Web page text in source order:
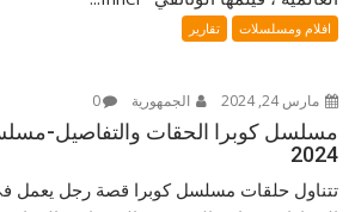
افلام ومسلسلات تقارير
مارس 24, 2024 الجمهورية 0
مسلسل كوبرا الحقات والتفاصيل-
2024
تتناول حلقات مسلسل كوبرا قصة رجل يعمل